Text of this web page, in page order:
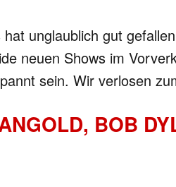
unglaublich gut
neuen Shows im
sein. Wir verlosen
BOB